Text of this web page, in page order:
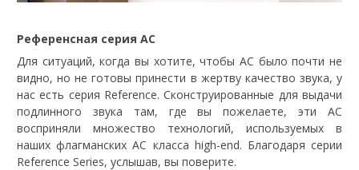
Референсная серия АС
Для ситуаций, когда вы хотите, чтобы АС было почти не
видно, но не готовы принести в жертву качество звука, у
нас есть серия Reference. Сконструированные для выдачи
подлинного звука там, где вы пожелаете, эти АС
восприняли множество технологий, используемых в
наших флагманских АС класса high-end. Благодаря серии
Reference Series, услышав, вы поверите.